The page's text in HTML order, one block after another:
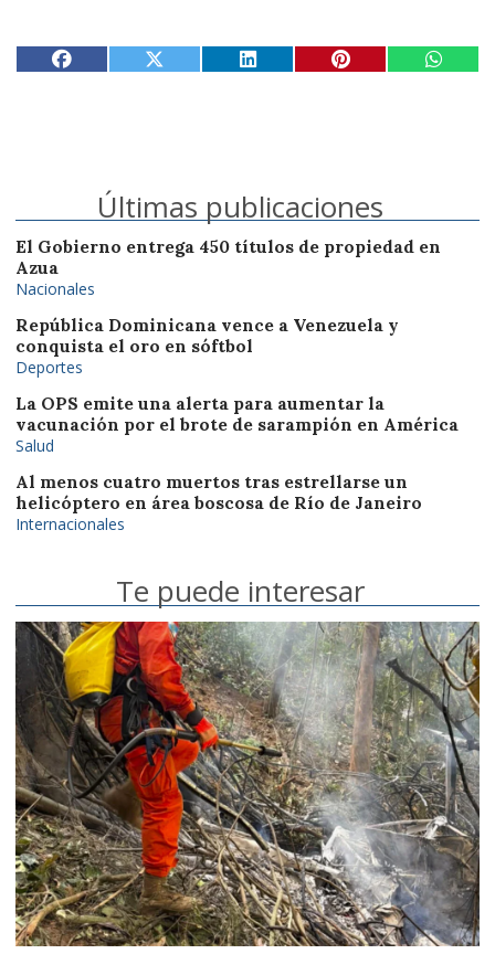
Últimas publicaciones
El Gobierno entrega 450 títulos de propiedad en
Azua
Nacionales
República Dominicana vence a Venezuela y
conquista el oro en sóftbol
Deportes
La OPS emite una alerta para aumentar la
vacunación por el brote de sarampión en América
Salud
Al menos cuatro muertos tras estrellarse un
helicóptero en área boscosa de Río de Janeiro
Internacionales
Te puede interesar